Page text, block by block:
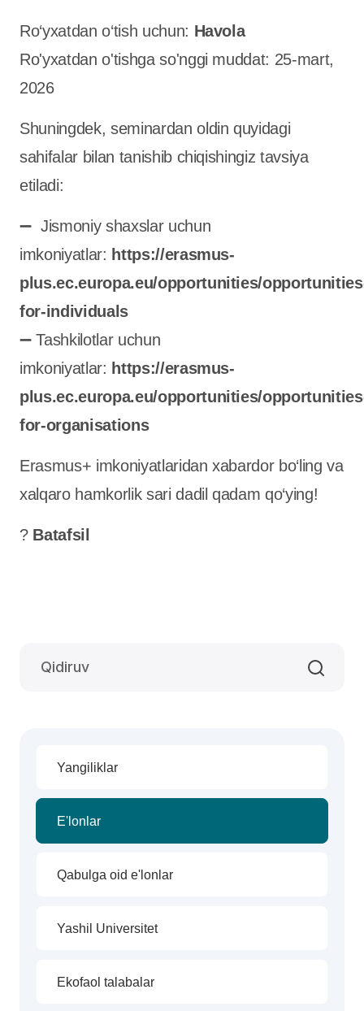
Ro‘yxatdan o‘tish uchun: Havola
Ro'yxatdan o'tishga so'nggi muddat: 25-mart,
2026
Shuningdek, seminardan oldin quyidagi
sahifalar bilan tanishib chiqishingiz tavsiya
etiladi:
➖ Jismoniy shaxslar uchun
imkoniyatlar: https://erasmus-
plus.ec.europa.eu/opportunities/
for-individuals
➖ Tashkilotlar uchun
imkoniyatlar: https://erasmus-
plus.ec.europa.eu/opportunities/
for-organisations
Erasmus+ imkoniyatlaridan xabardor bo‘ling va
xalqaro hamkorlik sari dadil qadam qo‘ying!
? Batafsil
Yangiliklar
E'lonlar
Qabulga oid e'lonlar
Yashil Universitet
Ekofaol talabalar